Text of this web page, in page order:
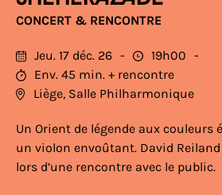
CONCERT & RENCONTRE
Jeu. 17 déc. 26
19h00
Env. 45 min. + rencontre
Liège, Salle Philharmonique
Un Orient de légende aux couleurs
un violon envoûtant. David
lors d’une rencontre avec le public.